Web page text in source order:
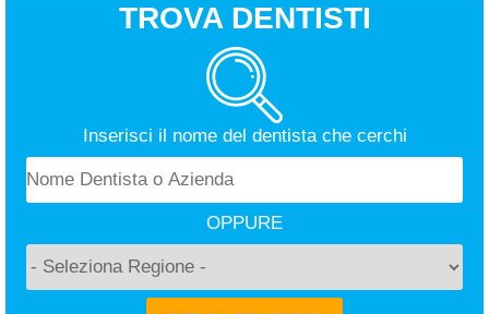
TROVA DENTISTI
Inserisci il nome del dentista che cerchi
OPPURE